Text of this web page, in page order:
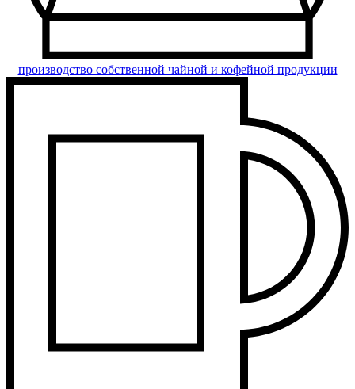
производство собственной чайной и кофейной продукции